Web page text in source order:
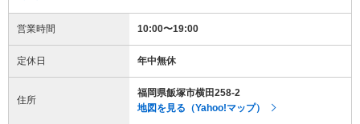
営業時間 10:00〜19:00
定休日 年中無休
住所
福岡県飯塚市横田258-2
地図を見る（Yahoo!マップ）